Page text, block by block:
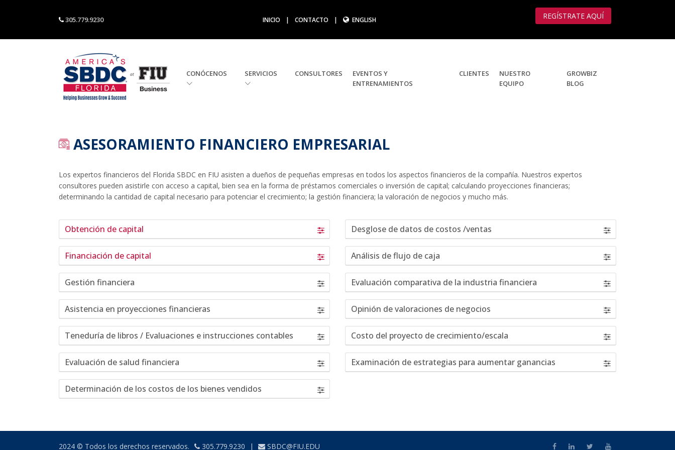
305.779.9230 INICIO | CONTACTO | ENGLISH REGÍSTRATE AQUÍ
CONÓCENOS SERVICIOS CONSULTORES
EVENTOS Y
ENTRENAMIENTOS
CLIENTES
NUESTRO
EQUIPO
GROWBIZ
BLOG
ASESORAMIENTO FINANCIERO EMPRESARIAL
Los expertos financieros del Florida SBDC en FIU asisten a dueños de pequeñas empresas en todos los aspectos financieros de la compañía. Nuestros expertos
consultores pueden asistirle con acceso a capital, bien sea en la forma de préstamos comerciales o inversión de capital; calculando proyecciones financieras;
determinando la cantidad de capital necesario para potenciar el crecimiento; la gestión financiera; la valoración de negocios y mucho más.
Obtención de capital
Financiación de capital
Gestión financiera
Asistencia en proyecciones financieras
Teneduría de libros / Evaluaciones e instrucciones contables
Evaluación de salud financiera
Determinación de los costos de los bienes vendidos
Desglose de datos de costos /ventas
Análisis de flujo de caja
Evaluación comparativa de la industria financiera
Opinión de valoraciones de negocios
Costo del proyecto de crecimiento/escala
Examinación de estrategias para aumentar ganancias
2024 © Todos los derechos reservados. 305.779.9230 | SBDC@FIU.EDU